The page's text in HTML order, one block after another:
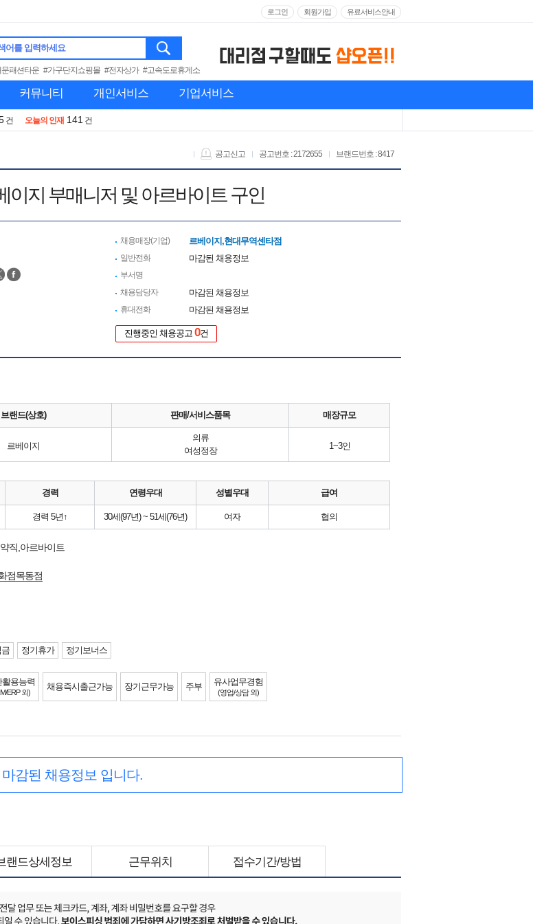
로그인 회원가입 유료서비스안내
어를 입력하세요
패션타운 #가구단지쇼핑몰 #전자상가 #고속도로휴게소
커뮤니티 개인서비스 기업서비스
건 오늘의 인재 141 건
브랜드번호 : 8417
공고번호 : 2172655
공고신고
이지 부매니저 및 아르바이트 구인
채용매장(기업) 르베이지,현대무역센타점
일반전화 마감된 채용정보
부서명
채용담당자
마감된 채용정보
휴대전화 마감된 채용정보
진행중인 채용공고 0건
브랜드(상호) 판매/서비스품목 매장규모
르베이지
의류
여성정장
1~3인
경력 연령우대 성별우대 급여
경력 5년↑ 30세(97년) ~ 51세(76년) 여자 협의
직,아르바이트
점목동점
금 정기휴가 정기보너스
용능력
ERP 외)
채용즉시출근가능 장기근무가능 주부 유사업무경험
(영업/상담 외)
마감된 채용정보 입니다.
랜드상세정보 근무위치 접수기간/방법